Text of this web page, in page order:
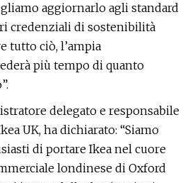
aggiornarlo agli standard
credenziali di sostenibilità
tutto ciò, l’ampia
più tempo di quanto
delegato e responsabile
UK, ha dichiarato: “Siamo
di portare Ikea nel cuore
londinese di Oxford